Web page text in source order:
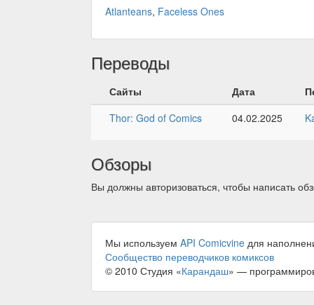
Atlanteans, Faceless Ones
Переводы
Сайты Дата
Thor: God of Comics
04.02.2025
Обзоры
Вы должны авторизоваться, чтобы написать
Мы используем API Comicvine для
Сообщество переводчиков комиксов
© 2010 Студия «Карандаш» —